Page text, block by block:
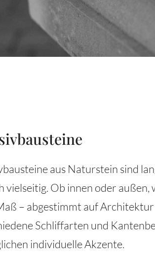
aus Naturstein sind
vielseitig. Ob innen oder
– abgestimmt auf
Schliffarten und
individuelle Akzente.